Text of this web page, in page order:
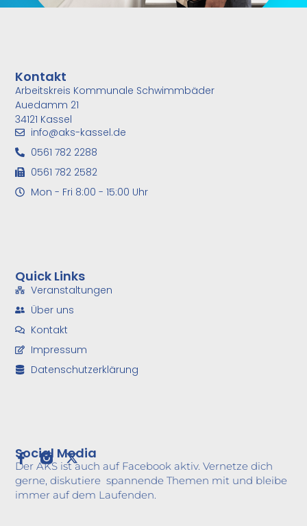
Social Media
Der AKS ist auch auf Facebook aktiv. Vernetze dich
gerne, diskutiere spannende Themen mit und bleibe
immer auf dem Laufenden.
Quick Links
Veranstaltungen
Über uns
Kontakt
Impressum
Datenschutzerklärung
Kontakt
Arbeitskreis Kommunale Schwimmbäder
Auedamm 21
34121 Kassel
info@aks-kassel.de
0561 782 2288
0561 782 2582
Mon - Fri 8:00 - 15:00 Uhr